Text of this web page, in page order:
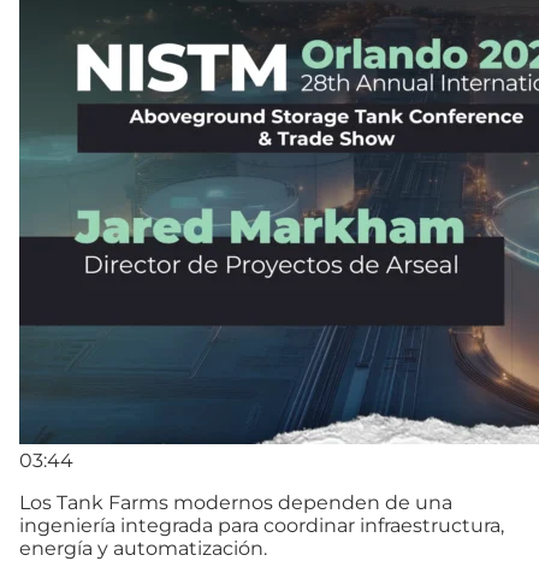
03:44
Los Tank Farms modernos dependen de una
ingeniería integrada para coordinar infraestructura,
energía y automatización.